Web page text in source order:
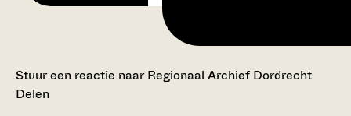
Stuur een reactie naar Regionaal Archief Dordrecht
Delen